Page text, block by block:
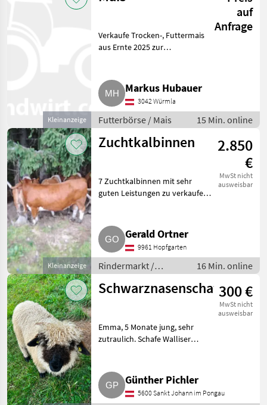
Kleinanzeige
auf
Anfrage
Verkaufe Trocken-, Futtermais
aus Ernte 2025 zur
Körner-, Silomais ab Feld für
Ernte 2026. Futterbörse Mais
Markus Hubauer
3042 Würmla
Futterbörse / Mais 15 Min. online
Kleinanzeige
Zuchtkalbinnen
2.850
€
MwSt nicht
ausweisbar
7 Zuchtkalbinnen mit sehr
guten Leistungen zu verkaufen.
Rindermarkt Fleckvieh
KalbinnenGerald Ortner
9961 Hopfgarten
Rindermarkt /
Fleckvieh Kalbinnen
16 Min. online
Schwarznasenschaf 300 €
MwSt nicht
ausweisbar
Emma, 5 Monate jung, sehr
zutraulich. Schafe Walliser
Günther Pichler
5600 Sankt Johann im Pongau